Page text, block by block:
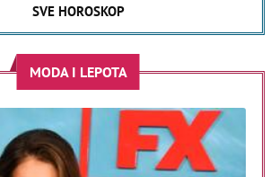
SVE HOROSKOP
MODA I LEPOTA